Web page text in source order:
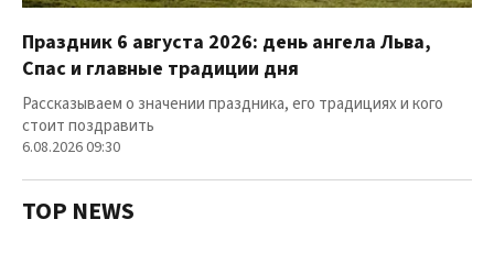
Праздник 6 августа 2026: день ангела Льва,
Спас и главные традиции дня
Рассказываем о значении праздника, его традициях и кого
стоит поздравить
6.08.2026 09:30
TOP NEWS